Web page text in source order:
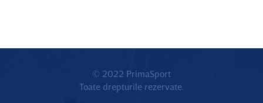
© 2022 PrimaSport
Toate drepturile rezervate.